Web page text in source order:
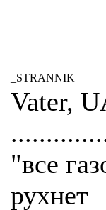
_STRANNIK
Vater,
"все
рухнет